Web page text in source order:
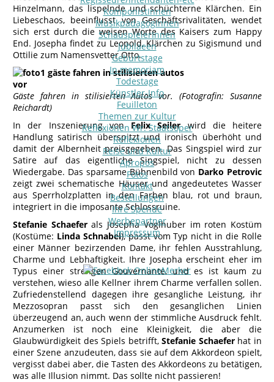
KomponistInnen
MusikpädagogInnen
SchauspielerInnen
Jubilaeen
Geburtstage
In memoriam
Todestage
Künstler-Info
Feuilleton
Themen zur Kultur
Reflexionen Wr. Staatsoper
Reflexionen
Reise und Kultur
Apropos
Fotos
Kontakt
Bestellungen
Ihre Spende
Werbepartner
Impressum
Hinzelmann, das lispelnde und schüchterne Klärchen. Ein
Liebeschaos, beeinflusst von Geschäftsrivalitäten, wendet
sich erst durch die weisen Worte des Kaisers zum Happy
End. Josepha findet zu Leopold, Klärchen zu Sigismund und
Ottilie zum Namensvetter Otto.
Gäste fahren in stilisierten Autos vor. (Fotografin: Susanne
Reichardt)
In der Inszenierung von Felix Seilerwird die heitere
Handlung satirisch überspitzt und ironisch überhöht und
damit der Albernheit preisgegeben. Das Singspiel wird zur
Satire auf das eigentliche Singspiel, nicht zu dessen
Wiedergabe. Das sparsame Bühnenbild von Darko Petrovic
zeigt zwei schematische Häuser und angedeutetes Wasser
aus Sperrholzplatten in den Farben blau, rot und braun,
integriert in die imposante Schlossruine.
Stefanie Schaeferals Josepha Voglhuber im roten Kostüm
(Kostüme: Linda Schnabel), passt vom Typ nicht in die Rolle
einer Männer bezirzenden Dame, ihr fehlen Ausstrahlung,
Charme und Lebhaftigkeit. Ihre Josepha erscheint eher im
Typus einer strengen Gouvernante, und es ist kaum zu
verstehen, wieso alle Kellner ihrem Charme verfallen sollen.
Zufriedenstellend dagegen ihre gesangliche Leistung, ihr
Mezzosopran passt sich den gesanglichen Linien
überzeugend an, auch wenn der stimmliche Ausdruck fehlt.
Anzumerken ist noch eine Kleinigkeit, die aber die
Glaubwürdigkeit des Spiels betrifft,Stefanie Schaeferhat in
einer Szene anzudeuten, dass sie auf dem Akkordeon spielt,
vergisst dabei aber, die Tasten des Akkordeons zu betätigen,
was alle Illusion nimmt. Das sollte nicht passieren!